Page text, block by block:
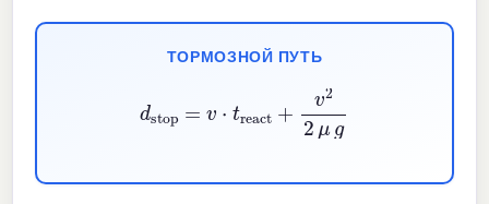
ТОРМОЗНОЙ ПУТЬ
2μ